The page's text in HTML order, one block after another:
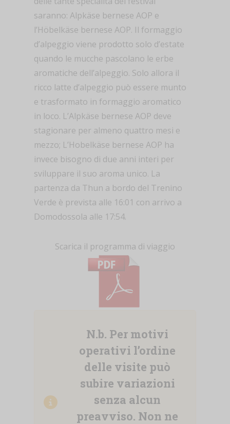
saranno: Alpkäse bernese AOP e
l’Höbelkäse bernese AOP. Il formaggio
d’alpeggio viene prodotto solo d’estate
quando le mucche pascolano le erbe
aromatiche dell’alpeggio. Solo allora il
ricco latte d’alpeggio può essere munto
e trasformato in formaggio aromatico
in loco. L’Alpkäse bernese AOP deve
stagionare per almeno quattro mesi e
mezzo; L’Hobelkäse bernese AOP ha
invece bisogno di due anni interi per
sviluppare il suo aroma unico. La
partenza da Thun a bordo del Trenino
Verde è prevista alle 16:01 con arrivo a
Domodossola alle 17:54.
Scarica il programma di viaggio
N.b. Per motivi
operativi l’ordine
delle visite può
subire variazioni
senza alcun
preavviso. Non ne